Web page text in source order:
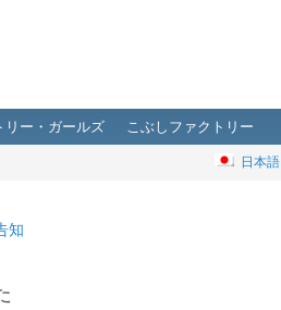
リー・ガールズ こぶしファクトリー
日本語
知